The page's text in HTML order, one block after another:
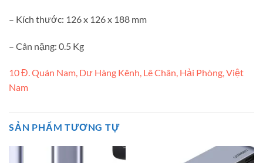
– Kích thước: 126 x 126 x 188 mm
– Cân nặng: 0.5 Kg
10 Đ. Quán Nam, Dư Hàng Kênh, Lê Chân, Hải Phòng, Việt
Nam
SẢN PHẨM TƯƠNG TỰ